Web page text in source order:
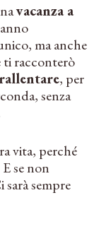
vacanza a
ma anche
racconterò
, per
senza
vita, perché
se non
sempre